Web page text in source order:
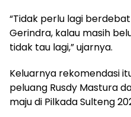
“Tidak perlu lagi
Gerindra, kalau masih
tidak tau lagi,” ujarnya.
Keluarnya rekomendasi
peluang Rusdy Mastura
maju di Pilkada Sulteng